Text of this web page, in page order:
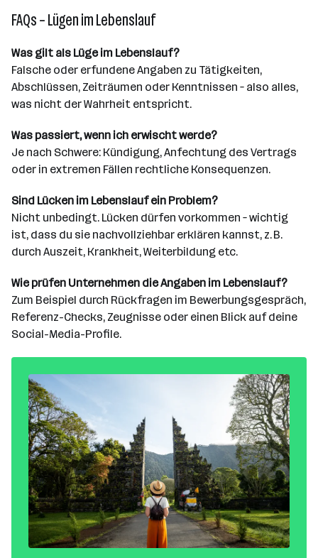
FAQs – Lügen im Lebenslauf
Was gilt als Lüge im Lebenslauf?
Falsche oder erfundene Angaben zu Tätigkeiten,
Abschlüssen, Zeiträumen oder Kenntnissen – also alles,
was nicht der Wahrheit entspricht.
Was passiert, wenn ich erwischt werde?
Je nach Schwere: Kündigung, Anfechtung des Vertrags
oder in extremen Fällen rechtliche Konsequenzen.
Sind Lücken im Lebenslauf ein Problem?
Nicht unbedingt. Lücken dürfen vorkommen – wichtig
ist, dass du sie nachvollziehbar erklären kannst, z. B.
durch Auszeit, Krankheit, Weiterbildung etc.
Wie prüfen Unternehmen die Angaben im Lebenslauf?
Zum Beispiel durch Rückfragen im Bewerbungsgespräch,
Referenz-Checks, Zeugnisse oder einen Blick auf deine
Social-Media-Profile.